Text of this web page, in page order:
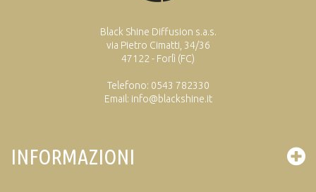
Black Shine Diffusion s.a.s.
via Pietro Cimatti, 34/36
47122 - Forlì (FC)
Telefono: 0543 782330
Email: info@blackshine.it
INFORMAZIONI